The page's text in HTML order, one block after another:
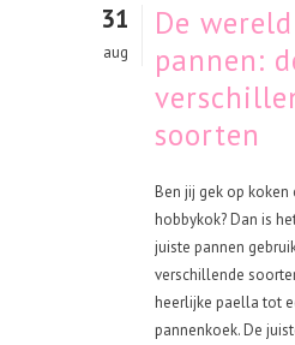
31
aug
De
pannen:
soorten
Ben jij gek op koken
hobbykok? Dan is
juiste pannen
verschillende
heerlijke paella tot
pannenkoek. De